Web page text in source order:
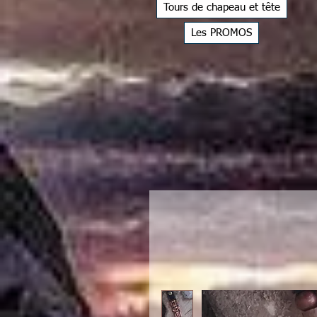
Tours de chapeau et tête
Les PROMOS